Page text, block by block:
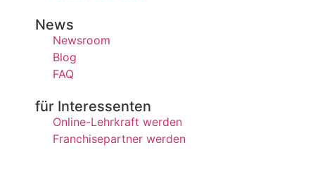
News
Newsroom
Blog
FAQ
für Interessenten
Online-Lehrkraft werden
Franchisepartner werden